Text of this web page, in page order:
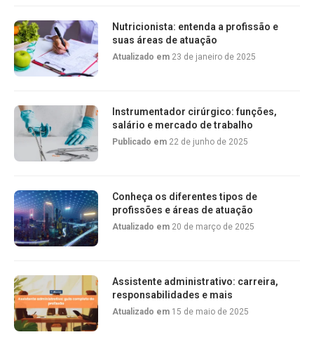
Nutricionista: entenda a profissão e
suas áreas de atuação
Atualizado em 23 de janeiro de 2025
Instrumentador cirúrgico: funções,
salário e mercado de trabalho
Publicado em 22 de junho de 2025
Conheça os diferentes tipos de
profissões e áreas de atuação
Atualizado em 20 de março de 2025
Assistente administrativo: carreira,
responsabilidades e mais
Atualizado em 15 de maio de 2025